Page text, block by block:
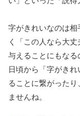
字がきれいなのは
く「この人なら大
与えることにもなる
日頃から「字がき
ることに繋がった
ませんね。